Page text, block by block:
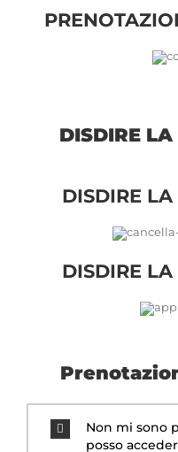
DISDIRE
DISDIRE
DISDIRE
Non mi sono
posso